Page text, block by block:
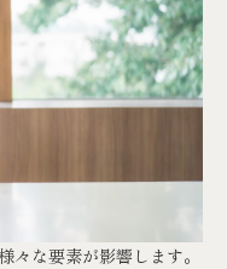
な要素が影響します。